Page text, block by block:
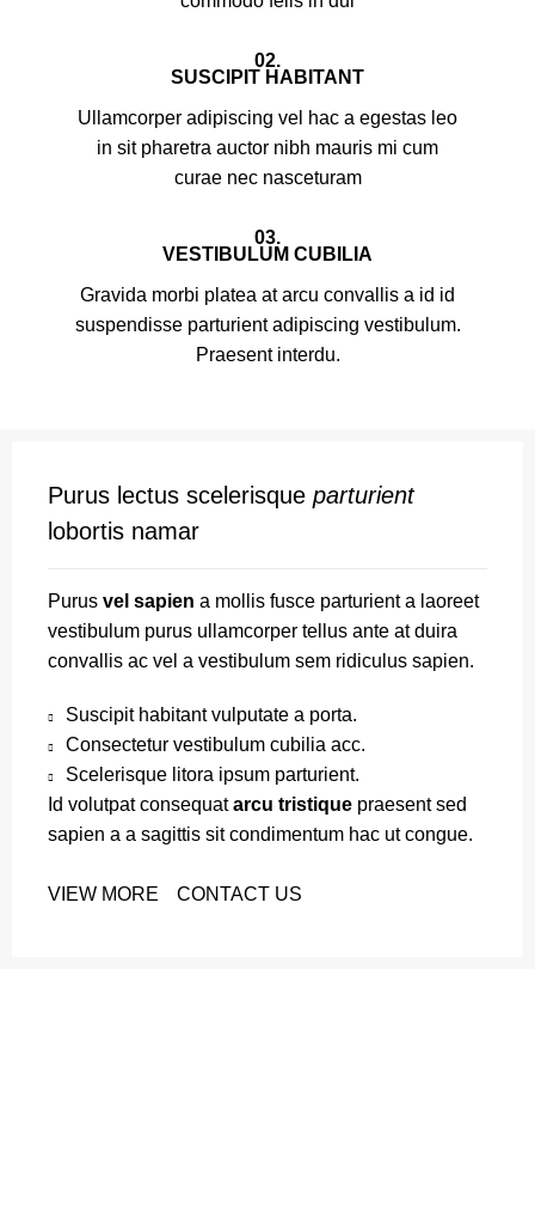
02.
SUSCIPIT HABITANT
Ullamcorper adipiscing vel hac a egestas leo
in sit pharetra auctor nibh mauris mi cum
curae nec nasceturam
03.
VESTIBULUM CUBILIA
Gravida morbi platea at arcu convallis a id id
suspendisse parturient adipiscing vestibulum.
Praesent interdu.
Purus lectus scelerisque parturient
lobortis namar
Purus vel sapien a mollis fusce parturient a laoreet
vestibulum purus ullamcorper tellus ante at duira
convallis ac vel a vestibulum sem ridiculus sapien.
Suscipit habitant vulputate a porta.
Consectetur vestibulum cubilia acc.
Scelerisque litora ipsum parturient.
Id volutpat consequatarcu tristique praesent sed
sapien a a sagittis sit condimentum hac ut congue.
VIEW MORE CONTACT US